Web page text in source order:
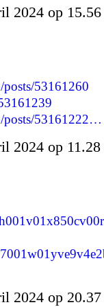
2024 op
53161260
posts/53161222…
2024 op
2024 op